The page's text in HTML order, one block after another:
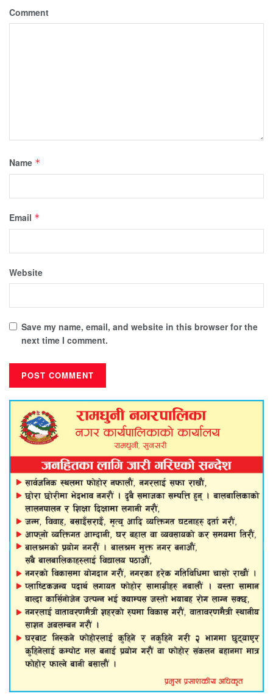
Comment
Name *
Email *
Website
Save my name, email, and website in this browser for the
next time I comment.